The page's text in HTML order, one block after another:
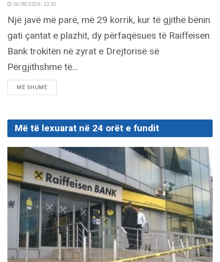
06/08/2026 - 22:35
Një javë më parë, më 29 korrik, kur të gjithë bënin
gati çantat e plazhit, dy përfaqësues të Raiffeisen
Bank trokitën në zyrat e Drejtorisë së
Përgjithshme të...
MË SHUMËDETAILS
Më të lexuarat në 24 orët e fundit